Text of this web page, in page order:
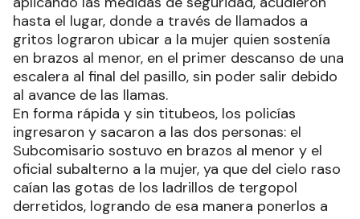
hasta el lugar, donde a través de llamados a
gritos lograron ubicar a la mujer quien sostenía
en brazos al menor, en el primer descanso de una
escalera al final del pasillo, sin poder salir debido
al avance de las llamas.
En forma rápida y sin titubeos, los policías
ingresaron y sacaron a las dos personas: el
Subcomisario sostuvo en brazos al menor y el
oficial subalterno a la mujer, ya que del cielo raso
caían las gotas de los ladrillos de tergopol
derretidos, logrando de esa manera ponerlos a